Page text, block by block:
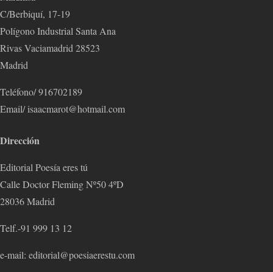
C/Berbiquí, 17-19
Polígono Industrial Santa Ana
Rivas Vaciamadrid 28523
Madrid
Teléfono/ 916702189
Email/ isaacmarot@hotmail.com
Dirección
Editorial Poesía eres tú
Calle Doctor Fleming Nº50 4ºD
28036 Madrid
Telf.-91 999 13 12
e-mail: editorial@poesiaerestu.com